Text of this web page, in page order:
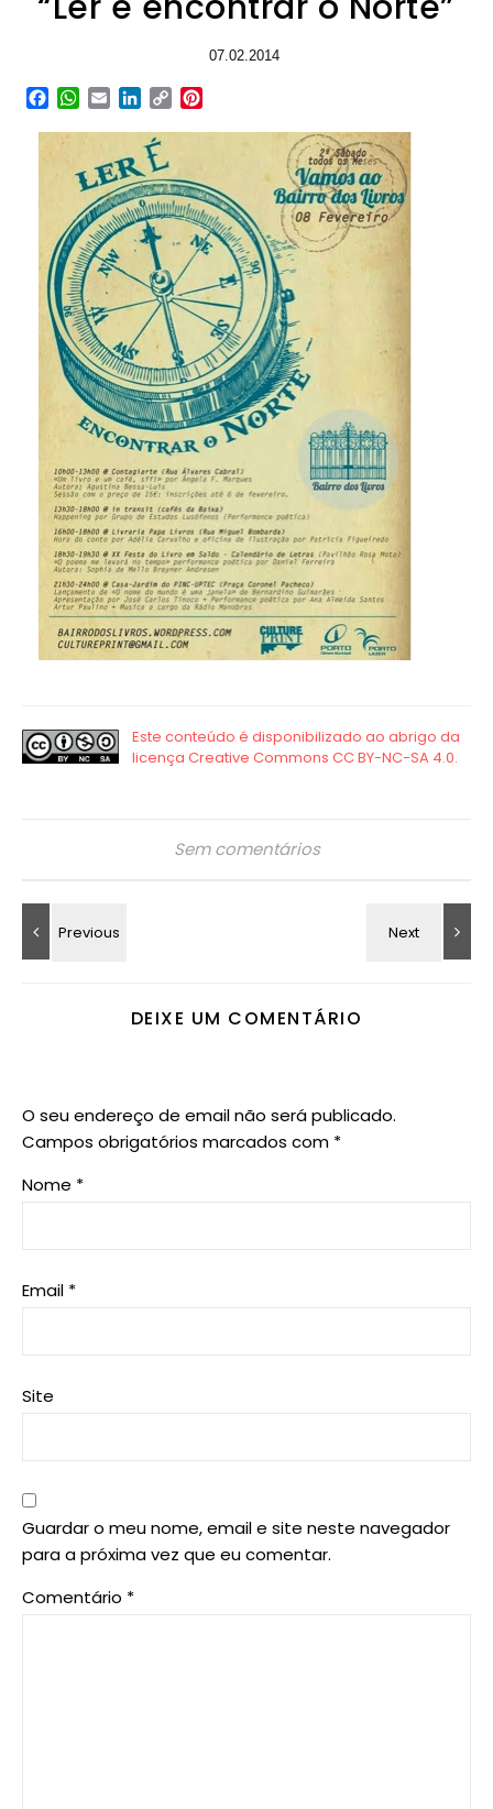
07.02.2014
Facebook
WhatsApp
EmailLinkedIn
Copy
Sem comentários
DEIXE UM COMENTÁRIO
O seu endereço de email não será publicado.
Campos obrigatórios marcados com *
Nome *
Email *
Site
Guardar o meu nome, email e site neste navegador
para a próxima vez que eu comentar.
Comentário *